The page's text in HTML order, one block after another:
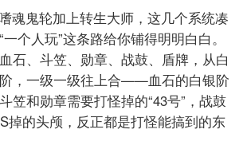
魂鬼轮加上转生大师，这几个系统凑
个人玩”这条路给你铺得明明白白。
石、斗笠、勋章、战鼓、盾牌，从白
，一级一级往上合——血石的白银阶
笠和勋章需要打怪掉的“43号”，战鼓
掉的头颅，反正都是打怪能搞到的东